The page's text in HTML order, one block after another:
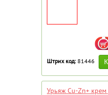
Штрих код: 81446
Урьяж Cu-Zn+